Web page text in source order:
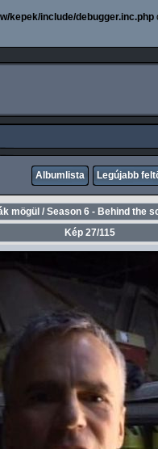
kepek/include/debugger.inc.php
Albumlista Legújabb
mögül / Season 6 - Behind the
Kép 27/115